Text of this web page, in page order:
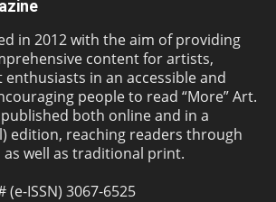
in 2012 with the aim of providing
content for artists,
enthusiasts in an accessible and
people to read “More” Art.
both online and in a
edition, reaching readers through
well as traditional print.
ISSN) 3067-6525